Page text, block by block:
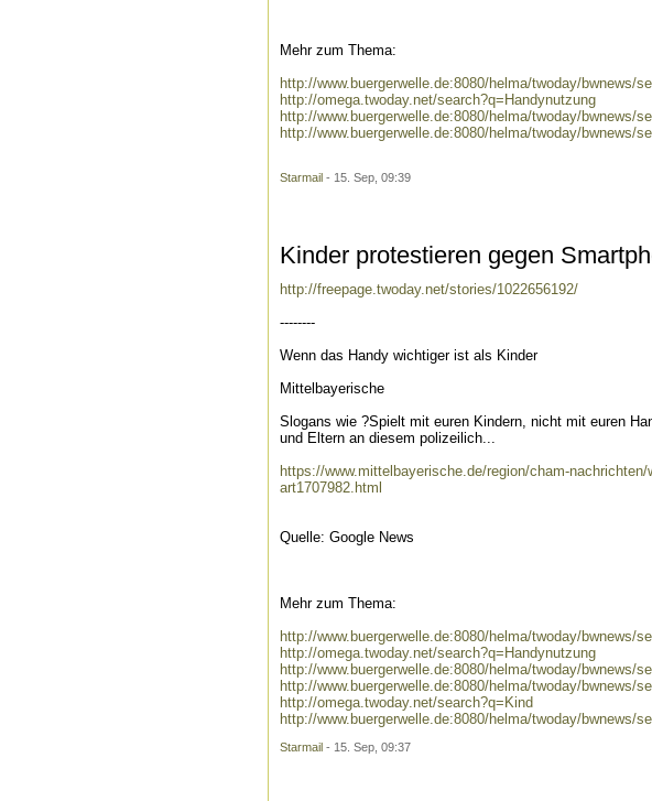
Mehr zum Thema:
http://www.buergerwelle.de:8080/helma/twoday/bwnews/
http://omega.twoday.net/search?q=Handynutzung
http://www.buergerwelle.de:8080/helma/twoday/bwnews/
http://www.buergerwelle.de:8080/helma/twoday/bwnews/
Starmail - 15. Sep, 09:39
Kinder protestieren gegen
http://freepage.twoday.net/stories/1022656192/
--------
Wenn das Handy wichtiger ist als Kinder
Mittelbayerische
Slogans wie ?Spielt mit euren Kindern, nicht mit euren
und Eltern an diesem polizeilich...
https://www.mittelbayerische.de/region/cham-
art1707982.html
Quelle: Google News
Mehr zum Thema:
http://www.buergerwelle.de:8080/helma/twoday/bwnews/
http://omega.twoday.net/search?q=Handynutzung
http://www.buergerwelle.de:8080/helma/twoday/bwnews/
http://www.buergerwelle.de:8080/helma/twoday/bwnews/
http://omega.twoday.net/search?q=Kind
http://www.buergerwelle.de:8080/helma/twoday/bwnews/
Starmail - 15. Sep, 09:37